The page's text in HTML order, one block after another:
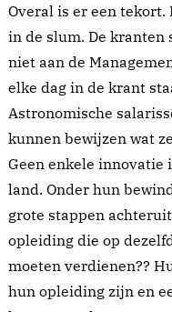
Overal is er een
in de slum. De kranten
niet aan de
elke dag in de krant
Astronomische
kunnen bewijzen wat
Geen enkele innovatie
land. Onder hun
grote stappen
opleiding die op
moeten verdienen??
hun opleiding zijn en